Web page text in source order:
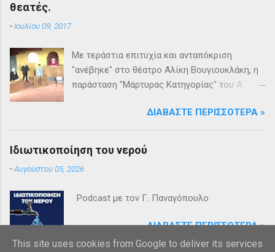
θεατές.
-Ιουλίου 09, 2017
Με τεράστια επιτυχία και ανταπόκριση
"ανέβηκε" στο θέατρο Αλίκη Βουγιουκλάκη, η
παράσταση "Μάρτυρας Κατηγορίας" του Α΄
Βριλησσίων. Το θέατρο γέμισε και πάνω από
1500 θεατές και τις δύο βραδιές απόλαυσαν
κυριολεκτικά μία σπουδαία παράσταση
υψηλής δραματουργίας. Το έργο της Αγκάθα
Κρίστι καθήλωσε τους θεατρόφιλους σε όλη
πλοκή, οι μεγάλες ανατροπές και ένα
παρακολούθησαν το έργο και τους έμειναν
ΔΙΑΒΆΣΤΕ ΠΕΡΙΣΣΌΤΕΡΑ »
Ιδιωτικοποίηση του νερού
-Αυγούστου 05, 2026
Podcast με τον Γ. Παναγόπουλο
ΔΙΑΒΆΣΤΕ ΠΕΡΙΣΣΌΤΕΡΑ »
This site uses cookies from Google to deliver its services